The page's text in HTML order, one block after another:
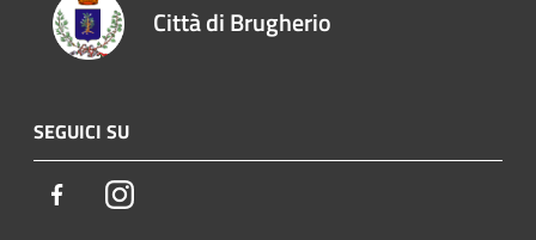
Città di Brugherio
SEGUICI SU
FacebookInstagram